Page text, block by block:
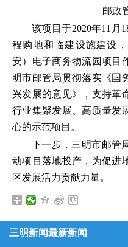
邮政
该项目于2020年11月
程购地和临建设施建设
安）电子商务物流园项目
明市邮管局贯彻落实《国
兴发展的意见》，支持革
行业集聚发展、高质量发
心的示范项目。
下一步，三明市邮管
动项目落地投产，为促进
区发展活力贡献力量。
三明新闻最新新闻